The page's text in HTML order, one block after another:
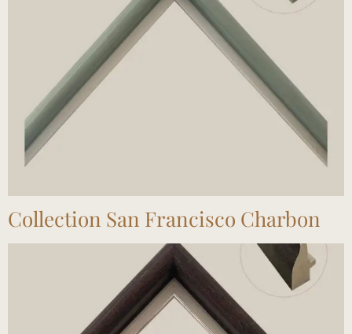
Collection San Francisco Charbon